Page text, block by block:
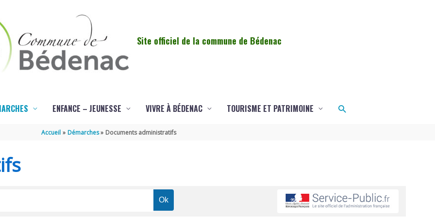
Site officiel de la commune de Bédenac
ENFANCE – JEUNESSE VIVRE À BÉDENAC TOURISME ET PATRIMOINE Rechercher
Accueil Démarches Documents administratifs